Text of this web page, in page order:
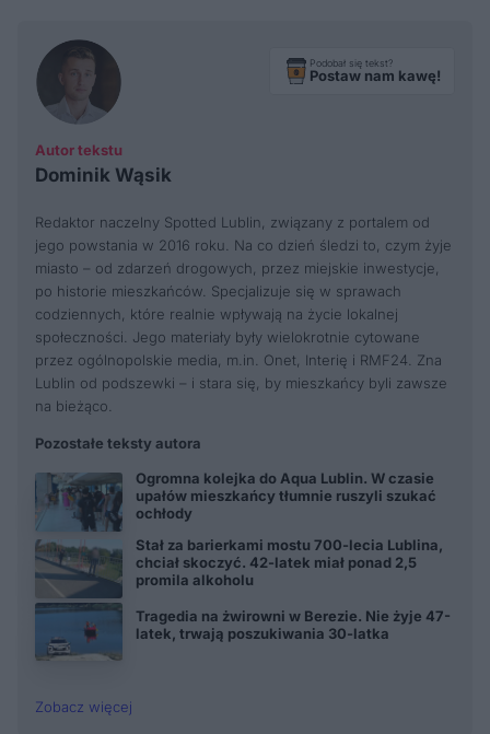
Autor tekstu
Dominik Wąsik
Podobał się tekst?
Postaw nam kawę!
Redaktor naczelny Spotted Lublin, związany z portalem od
jego powstania w 2016 roku. Na co dzień śledzi to, czym żyje
miasto – od zdarzeń drogowych, przez miejskie inwestycje,
po historie mieszkańców. Specjalizuje się w sprawach
codziennych, które realnie wpływają na życie lokalnej
społeczności. Jego materiały były wielokrotnie cytowane
przez ogólnopolskie media, m.in. Onet, Interię i RMF24. Zna
Lublin od podszewki – i stara się, by mieszkańcy byli zawsze
na bieżąco.
Pozostałe teksty autora
Ogromna kolejka do Aqua Lublin. W czasie
upałów mieszkańcy tłumnie ruszyli szukać
ochłody
Stał za barierkami mostu 700-lecia Lublina,
chciał skoczyć. 42-latek miał ponad 2,5
promila alkoholu
Tragedia na żwirowni w Berezie. Nie żyje 47-
latek, trwają poszukiwania 30-latka
Zobacz więcej